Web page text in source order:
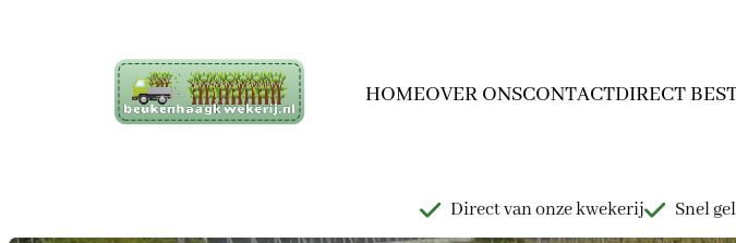
HOMEOVER ONSCONTACTDIRECT
Direct van onze kwekerij Snel